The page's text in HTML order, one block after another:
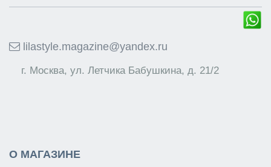
lilastyle.magazine@yandex.ru
г. Москва, ул. Летчика Бабушкина, д. 21/2
О МАГАЗИНЕ